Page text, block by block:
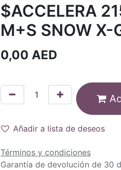
$ACCELERA
M+S SNOW X-
0,00 AED
Añadir a lista de deseos
Términos y condiciones
Garantía de devolución de 30